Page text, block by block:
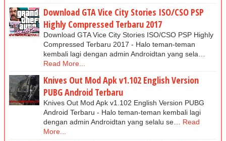
Download GTA Vice City Stories ISO/CSO PSP
Highly Compressed Terbaru 2017
Download GTA Vice City Stories ISO/CSO PSP Highly
Compressed Terbaru 2017 - Halo teman-teman
kembali lagi dengan admin Androidtan yang sela…
Read More...
Knives Out Mod Apk v1.102 English Version
PUBG Android Terbaru
Knives Out Mod Apk v1.102 English Version PUBG
Android Terbaru - Halo teman-teman kembali lagi
dengan admin Androidtan yang selalu se…
Read
More...